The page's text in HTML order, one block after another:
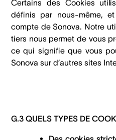
Certains des Cookies
définis par nous-même,
compte de Sonova. Notre
tiers nous permet de vous
ce qui signifie que vous
Sonova sur d’autres sites
G.3 QUELS TYPES DE